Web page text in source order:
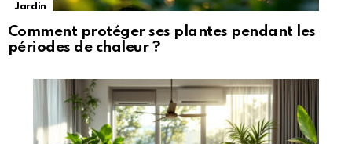
Jardin
Comment protéger ses plantes pendant les
périodes de chaleur ?